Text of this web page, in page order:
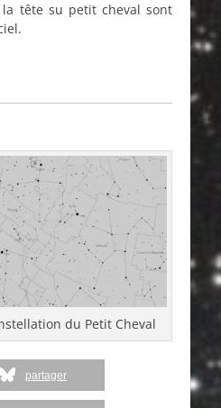
tête su petit cheval sont
du Petit Cheval
partager